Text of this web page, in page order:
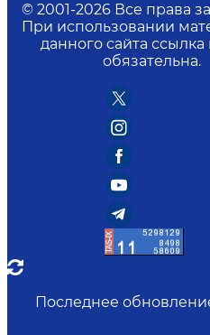
© 2001-2026 Все права
При использовании
данного сайта ссылка
обязательна.
Последнее